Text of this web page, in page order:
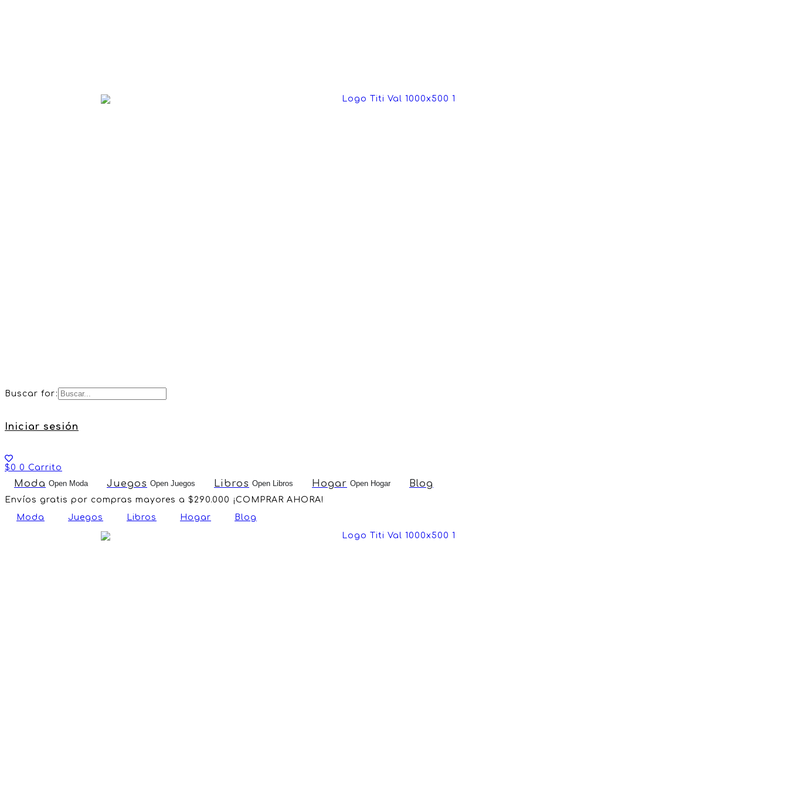
Buscar for:
Iniciar sesión
$0 0 Carrito
Moda Open Moda Juegos Open Juegos Libros Open Libros Hogar Open Hogar Blog
Envíos gratis por compras mayores a $290.000 ¡COMPRAR AHORA!
Moda
Juegos Libros Hogar Blog